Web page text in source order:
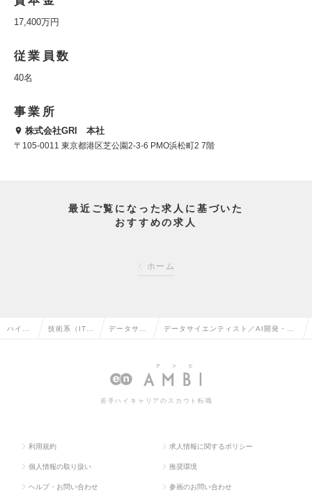
17,400万円
従業員数
40名
事業所
株式会社GRI 本社
〒105-0011 東京都港区芝公園2-3-6 PMO浜松町2 7階
最近ご覧になった求人に基づいた
おすすめの求人
ホーム
ハイク 技術系（IT・ データサイ
トの転職
データサイエンティスト／AI開発・ビ
ジェクトをリードの求人情報
若手ハイキャリアのスカウト転職
利用規約 求人情報に関するポリシー
個人情報の取り扱い 推奨環境
ヘルプ・お問い合わせ 参画のお問い合わせ